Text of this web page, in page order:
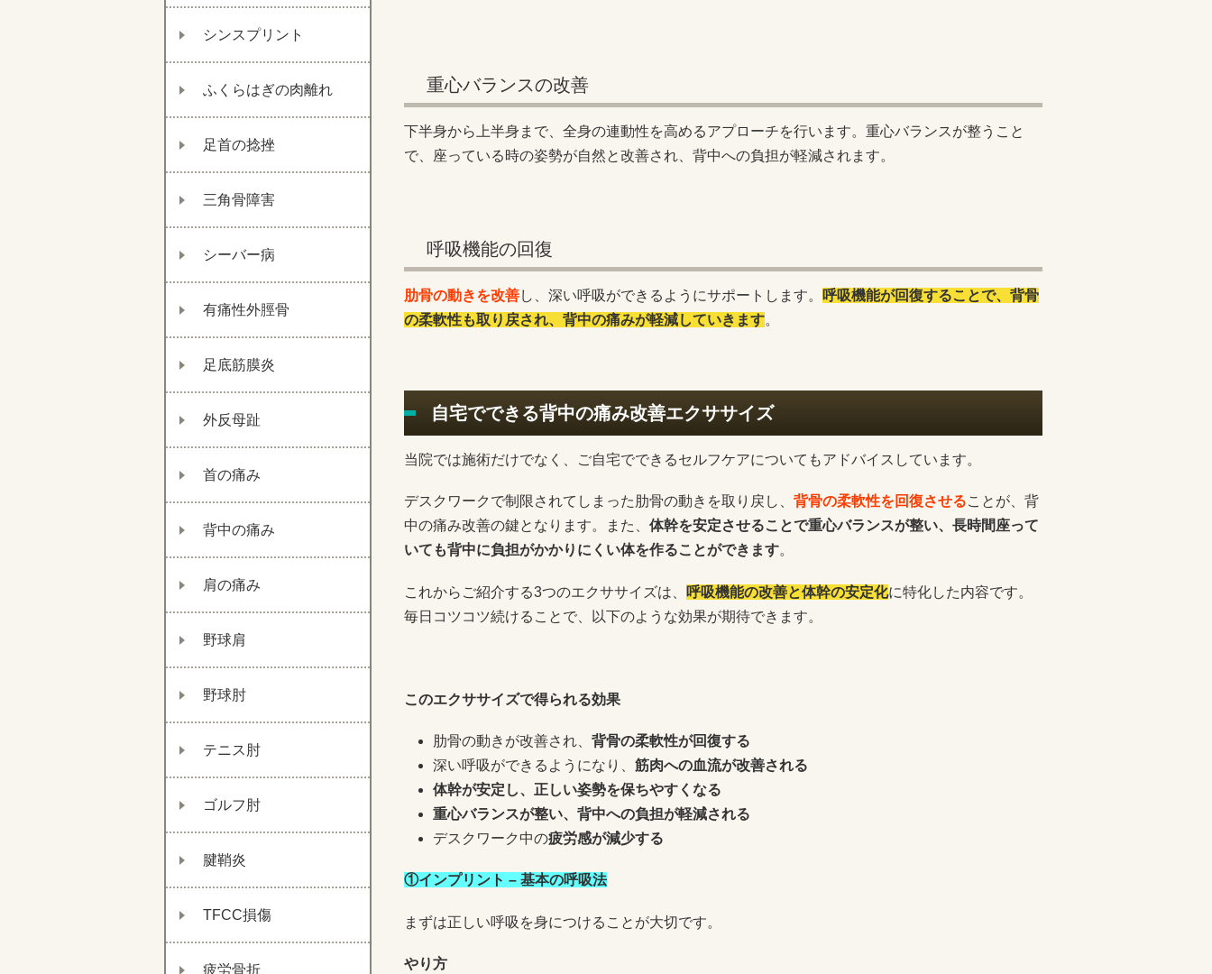
シンスプリント
ふくらはぎの肉離れ
足首の捻挫
三角骨障害
シーバー病
有痛性外脛骨
足底筋膜炎
外反母趾
首の痛み
背中の痛み
肩の痛み
野球肩
野球肘
テニス肘
ゴルフ肘
腱鞘炎
TFCC損傷
疲労骨折
重心バランスの改善
下半身から上半身まで、全身の連動性を高めるアプローチを行います。重心バランスが整うこと
で、座っている時の姿勢が自然と改善され、背中への負担が軽減されます。
呼吸機能の回復
肋骨の動きを改善し、深い呼吸ができるようにサポートします。
呼吸機能が回復することで、背骨
の柔軟性も取り戻され、背中の痛みが軽減していきます。
自宅でできる背中の痛み改善エクササイズ
当院では施術だけでなく、ご自宅でできるセルフケアについてもアドバイスしています。
デスクワークで制限されてしまった肋骨の動きを取り戻し、 背骨の柔軟性を回復させることが、背
中の痛み改善の鍵となります。また、 体幹を安定させることで重心バランスが整い、長時間座って
いても背中に負担がかかりにくい体を作ることができます。
これからご紹介する3つのエクササイズは、 呼吸機能の改善と体幹の安定化に特化した内容です。
毎日コツコツ続けることで、以下のような効果が期待できます。
このエクササイズで得られる効果
肋骨の動きが改善され、 背骨の柔軟性が回復する
深い呼吸ができるようになり、 筋肉への血流が改善される
体幹が安定し、正しい姿勢を保ちやすくなる
重心バランスが整い、背中への負担が軽減される
デスクワーク中の疲労感が減少する
①インプリント – 基本の呼吸法
まずは正しい呼吸を身につけることが大切です。
やり方